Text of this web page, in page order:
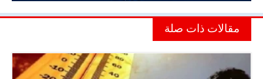
مقالات ذات صلة